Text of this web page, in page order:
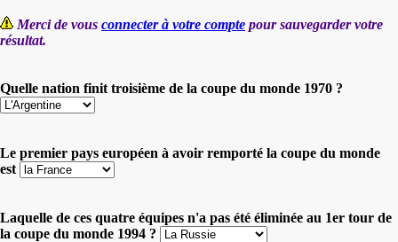
Merci de vous connecter à votre compte pour sauvegarder votre
résultat.
Quelle nation finit troisième de la coupe du monde 1970 ?
Le premier pays européen à avoir remporté la coupe du monde
est
Laquelle de ces quatre équipes n'a pas été éliminée au 1er tour de
la coupe du monde 1994 ?